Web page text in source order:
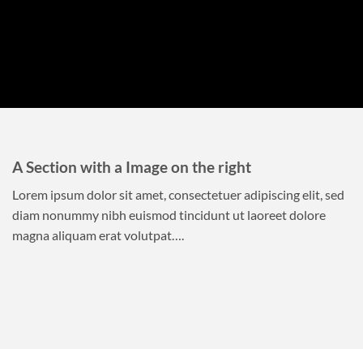
A Section with a Image on the right
Lorem ipsum dolor sit amet, consectetuer adipiscing elit, sed
diam nonummy nibh euismod tincidunt ut laoreet dolore
magna aliquam erat volutpat….